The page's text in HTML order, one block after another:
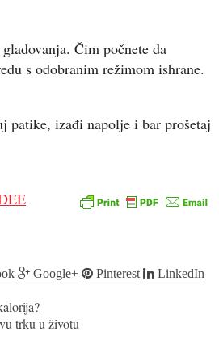
Čim počnete da
s odobranim režimom ishrane.
patike, izađi napolje i bar prošetaj
Google+ Pinterest
LinkedIn
trku u životu